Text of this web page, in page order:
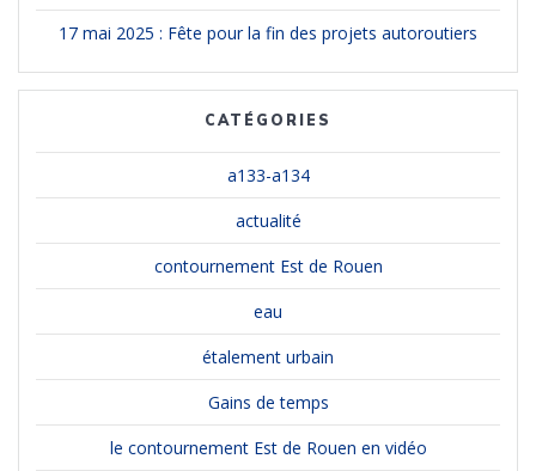
17 mai 2025 : Fête pour la fin des projets autoroutiers
CATÉGORIES
a133-a134
actualité
contournement Est de Rouen
eau
étalement urbain
Gains de temps
le contournement Est de Rouen en vidéo